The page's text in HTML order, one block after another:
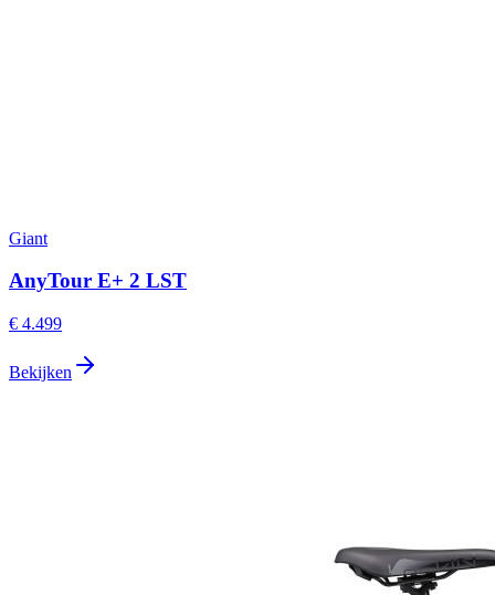
Giant
AnyTour E+ 2 LST
€ 4.499
Bekijken